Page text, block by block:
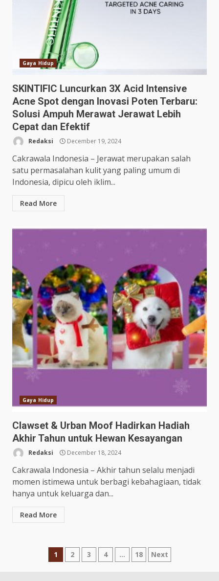
Gaya Hidup
SKINTIFIC Luncurkan 3X Acid Intensive
Acne Spot dengan Inovasi Poten Terbaru:
Solusi Ampuh Merawat Jerawat Lebih
Cepat dan Efektif
Redaksi December 19, 2024
Cakrawala Indonesia – Jerawat merupakan salah
satu permasalahan kulit yang paling umum di
Indonesia, dipicu oleh iklim...
Read More
Gaya Hidup
Clawset & Urban Moof Hadirkan Hadiah
Akhir Tahun untuk Hewan Kesayangan
Redaksi December 18, 2024
Cakrawala Indonesia – Akhir tahun selalu menjadi
momen istimewa untuk berbagi kebahagiaan, tidak
hanya untuk keluarga dan...
Read More
Posts
1 2 3 4 … 18 Next